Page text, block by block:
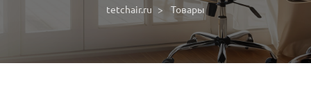
tetchair.ru Товары